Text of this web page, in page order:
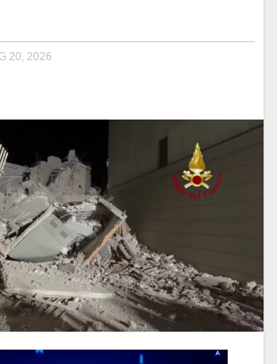
20, 2026